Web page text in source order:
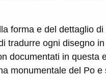
forma e del dettaglio
tradurre ogni disegno
documentati in
monumentale del Po